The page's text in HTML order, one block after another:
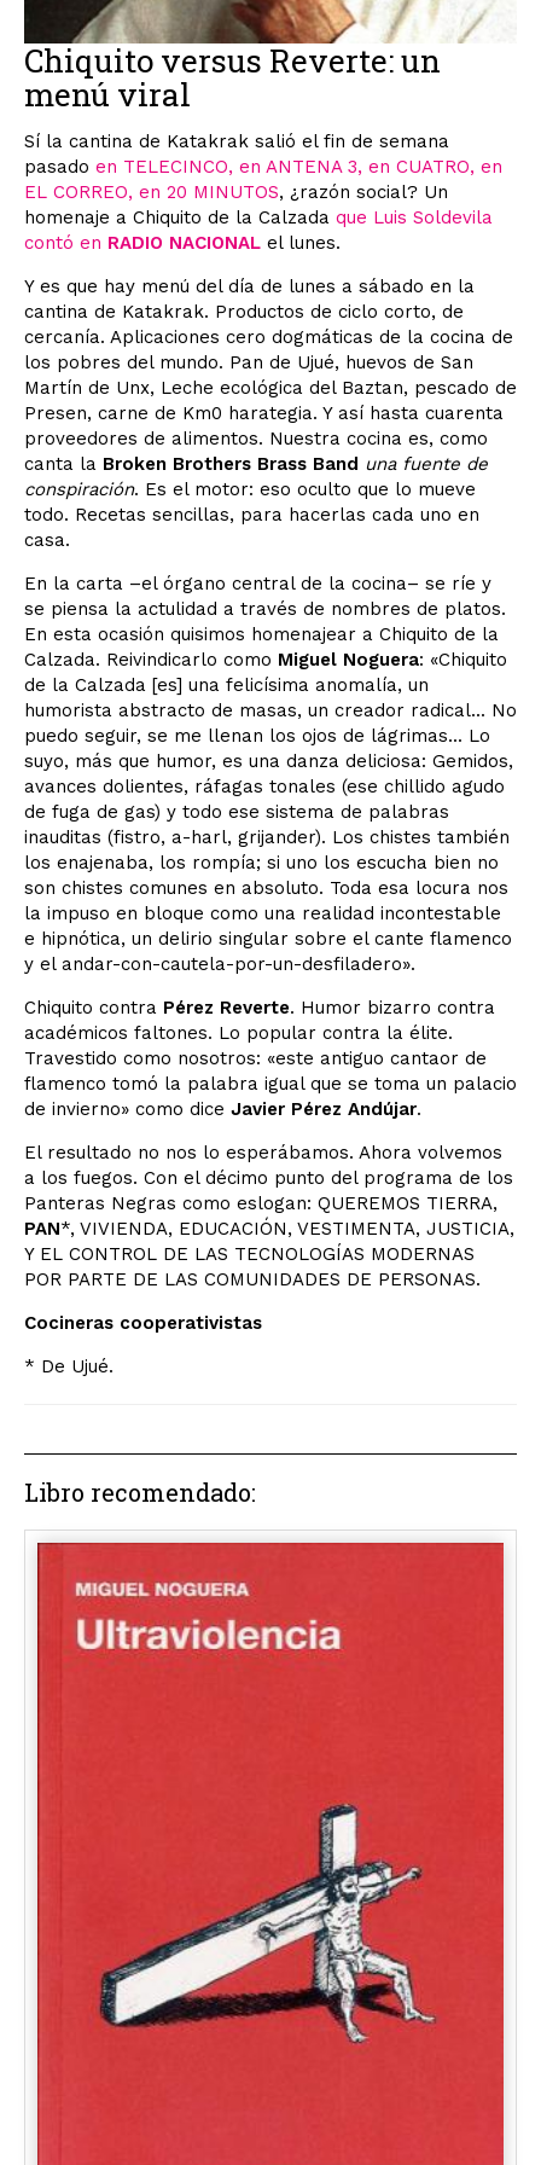
Chiquito versus Reverte: un
menú viral
Sí la cantina de Katakrak salió el fin de semana
pasado en TELECINCO, en ANTENA 3, en CUATRO, en
EL CORREO, en 20 MINUTOS, ¿razón social? Un
homenaje a Chiquito de la Calzada que Luis Soldevila
contó en RADIO NACIONAL el lunes.
Y es que hay menú del día de lunes a sábado en la
cantina de Katakrak. Productos de ciclo corto, de
cercanía. Aplicaciones cero dogmáticas de la cocina de
los pobres del mundo. Pan de Ujué, huevos de San
Martín de Unx, Leche ecológica del Baztan, pescado de
Presen, carne de Km0 harategia. Y así hasta cuarenta
proveedores de alimentos. Nuestra cocina es, como
canta la Broken Brothers Brass Band una fuente de
conspiración. Es el motor: eso oculto que lo mueve
todo. Recetas sencillas, para hacerlas cada uno en
casa.
En la carta –el órgano central de la cocina– se ríe y
se piensa la actulidad a través de nombres de platos.
En esta ocasión quisimos homenajear a Chiquito de la
Calzada. Reivindicarlo como Miguel Noguera: «Chiquito
de la Calzada [es] una felicísima anomalía, un
humorista abstracto de masas, un creador radical... No
puedo seguir, se me llenan los ojos de lágrimas... Lo
suyo, más que humor, es una danza deliciosa: Gemidos,
avances dolientes, ráfagas tonales (ese chillido agudo
de fuga de gas) y todo ese sistema de palabras
inauditas (fistro, a-harl, grijander). Los chistes también
los enajenaba, los rompía; si uno los escucha bien no
son chistes comunes en absoluto. Toda esa locura nos
la impuso en bloque como una realidad incontestable
e hipnótica, un delirio singular sobre el cante flamenco
y el andar-con-cautela-por-un-desfiladero».
Chiquito contra Pérez Reverte. Humor bizarro contra
académicos faltones. Lo popular contra la élite.
Travestido como nosotros: «este antiguo cantaor de
flamenco tomó la palabra igual que se toma un palacio
de invierno» como dice Javier Pérez Andújar.
El resultado no nos lo esperábamos. Ahora volvemos
a los fuegos. Con el décimo punto del programa de los
Panteras Negras como eslogan: QUEREMOS TIERRA,
PAN*, VIVIENDA, EDUCACIÓN, VESTIMENTA, JUSTICIA,
Y EL CONTROL DE LAS TECNOLOGÍAS MODERNAS
POR PARTE DE LAS COMUNIDADES DE PERSONAS.
Cocineras cooperativistas
* De Ujué.
Libro recomendado: